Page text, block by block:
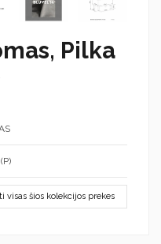
Pilka
visas šios kolekcijos prekes